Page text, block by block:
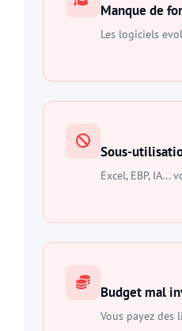
Manque de
Les logiciels
Sous-
Excel, EBP,
Budget mal
Vous payez des